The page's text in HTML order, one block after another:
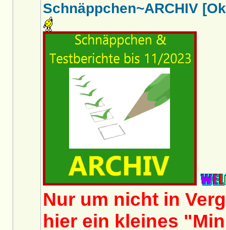
Schnäppchen~ARCHIV
Nur um nicht in
hier ein kleines